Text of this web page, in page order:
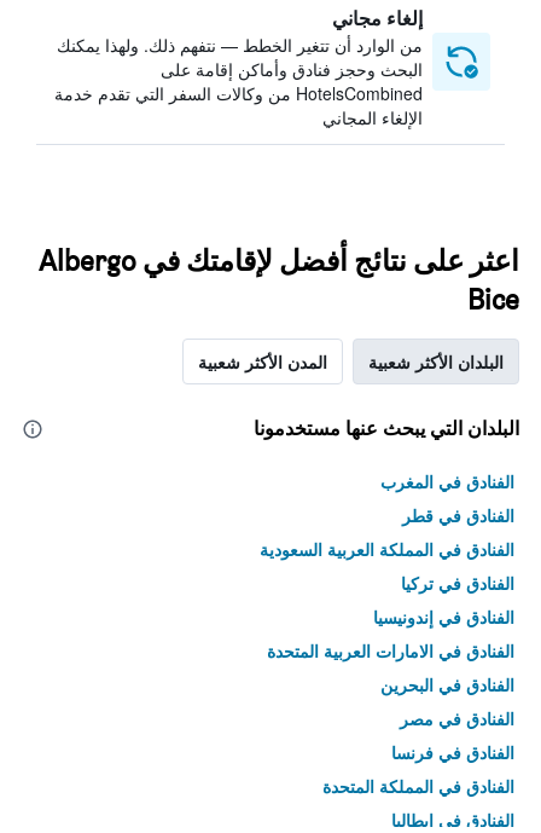
إلغاء مجاني
من الوارد أن تتغير الخطط — نتفهم ذلك. ولهذا يمكنك
البحث وحجز فنادق وأماكن إقامة على
HotelsCombined من وكالات السفر التي تقدم خدمة
الإلغاء المجاني
اعثر على نتائج أفضل لإقامتك في Albergo
Bice
البلدان الأكثر شعبية المدن الأكثر شعبية
البلدان التي يبحث عنها مستخدمونا
الفنادق في المغرب
الفنادق في قطر
الفنادق في المملكة العربية السعودية
الفنادق في تركيا
الفنادق في إندونيسيا
الفنادق في الامارات العربية المتحدة
الفنادق في البحرين
الفنادق في مصر
الفنادق في فرنسا
الفنادق في المملكة المتحدة
الفنادق في إيطاليا